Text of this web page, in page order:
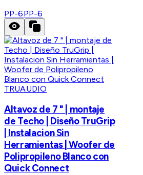
PP-6PP-6
TRUAUDIO
Altavoz de 7 " | montaje
de Techo | Diseño TruGrip
| Instalacion Sin
Herramientas | Woofer de
Polipropileno Blanco con
Quick Connect